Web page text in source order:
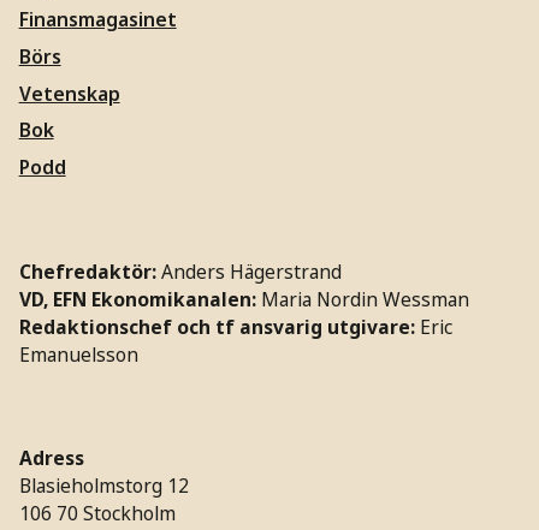
Finansmagasinet
Börs
Vetenskap
Bok
Podd
Chefredaktör:Anders Hägerstrand
VD, EFN Ekonomikanalen: Maria Nordin Wessman
Redaktionschef och tf ansvarig utgivare: Eric
Emanuelsson
Adress
Blasieholmstorg 12
106 70 Stockholm